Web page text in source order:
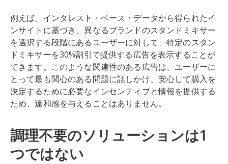
例えば、インタレスト・ベース・データから得られたイ
ンサイトに基づき、異なるブランドのスタンドミキサー
を選択する段階にあるユーザーに対して、特定のスタン
ドミキサーを30%割引で提供する広告を表示することが
できます。このような関連性のある広告は、ユーザーに
とって最も関心のある問題に話しかけ、安心して購入を
決定するために必要なインセンティブと情報を提供する
ため、違和感を与えることはありません。
調理不要のソリューションは1
つではない